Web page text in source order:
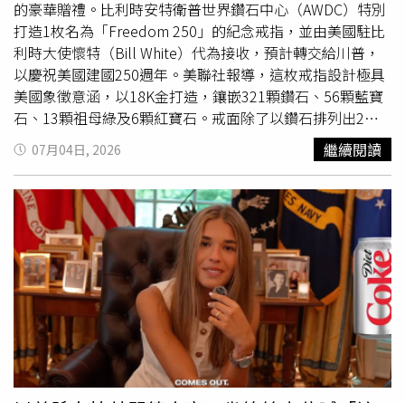
巴洛貢停賽案是由FIFA獨立紀律委員會依照既有程序審理，
他本人並未介入裁決。因凡蒂諾表示，他經常與美國總統討
論世界盃相關事務，也會接到各國元首、政府官員、足球界
人士及企業代表就不同議題來電。在與川普通話時，他已說
明案件仍處於FIFA獨立司法程序中，最終將由具權責的司法
機構依法作出決定，而這也是FIFA長期維持的運作原則。朱
利安尼接受《ESPN》訪問時則表示，巴洛貢遭驅逐出場
後，相關人士立即開始研究如何協助美國足協提出申訴，希
望透過合法程序爭取撤銷禁賽，而非試圖影響FIFA紀律委員
會的判決。他表示，團隊認為應該設法糾正這項「不公正」
的判決。川普也對執法裁判提出質疑，形容該名裁判「有點
可疑」，並呼籲外界檢視其過往執法紀錄。
的豪華贈禮。比利時安特衛普世界鑽石中心（AWDC）特別
打造1枚名為「Freedom 250」的紀念戒指，並由美國駐比
利時大使懷特（Bill White）代為接收，預計轉交給川普，
以慶祝美國建國250週年。美聯社報導，這枚戒指設計極具
美國象徵意涵，以18K金打造，鑲嵌321顆鑽石、56顆藍寶
石、13顆祖母綠及6顆紅寶石。戒面除了以鑽石排列出2個
巨大的字母「T」外，還刻有「1776」、「2026」、「250
YEARS USA」等字樣，並以「45」與「47」組成超人標誌
造型，象徵川普曾擔任美國第45任總統，並再次當選第47
任總統。此外，戒指中央還有1隻展翅雄鷹，胸前鑲有紅寶
石盾牌、爪握祖母綠橄欖枝，下方則刻有象徵建國250週年
的「250」字樣，整體設計十分華麗。川普透過預錄影片向
安特衛普鑽石業界表達感謝。他表示，「非常感謝來自安特
衛普的朋友，送給我這枚精美的『Freedom 250』戒指。」
AWDC主席莫瑟爾（Isidore Mörsel）指出，這枚戒指代表
安特衛普數百年歷史的鑽石產業，希望藉此象徵比利時與美
國之間深厚的夥伴關係。他說，真正的夥伴關係就像天然鑽
石一樣，在壓力中形成，經得起時間考驗，也因彼此信任而
07月04日, 2026 繼續閱讀